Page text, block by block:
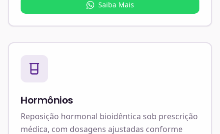
Saiba Mais
Hormônios
Reposição hormonal bioidêntica sob prescrição
médica, com dosagens ajustadas conforme